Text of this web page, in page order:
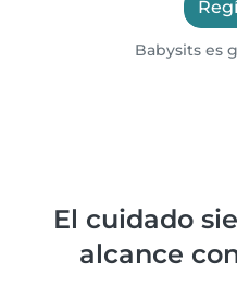
Babysits es
El cuidado
alcance